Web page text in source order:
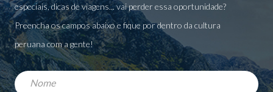
especiais, dicas de viagens... vai perder essa oportunidade?
Preencha os campos abaixo e fique por dentro da cultura
peruana com a gente!